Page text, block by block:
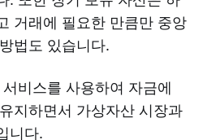
거래에 필요한 만큼만 중앙
법도 있습니다.
비스를 사용하여 자금에
지하면서 가상자산 시장과
니다.